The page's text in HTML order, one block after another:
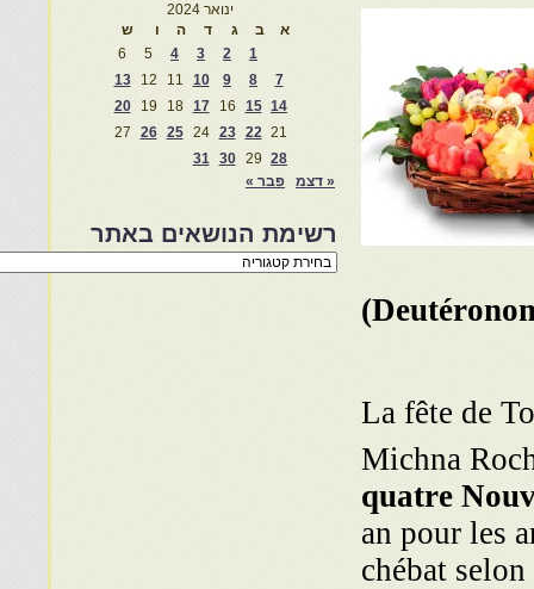
La fête de
Michna
quatre
an pour les
chébat
ינואר 2024
א
ב ג ד ה ו
ש
1
2
3
4
5
6
7
8
9
10
11
12
13
14
15
16
17
18
19
20
21
22
23
24
25
26
27
28
29
30
31
« דצמ
פבר »
רשימת הנושאים באתר
רשימת
הנושאים